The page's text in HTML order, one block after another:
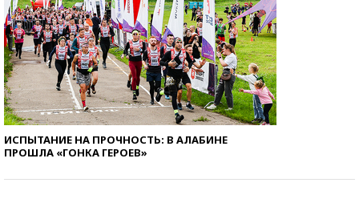
ИСПЫТАНИЕ НА ПРОЧНОСТЬ: В АЛАБИНЕ
ПРОШЛА «ГОНКА ГЕРОЕВ»